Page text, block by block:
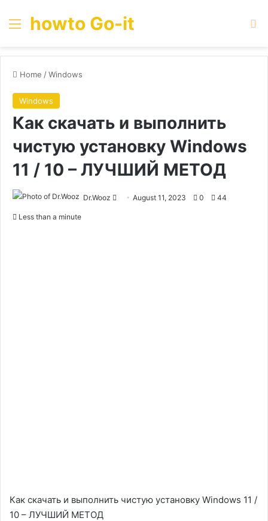
Menu
howto Go-it
Home /Windows
Windows
Как скачать и выполнить
чистую установку Windows
11 / 10 – ЛУЧШИЙ МЕТОД
Dr.Wooz
SendAugust 11, 2023 0 44
Less than a minute
Как скачать и выполнить чистую установку Windows 11 /
10 – ЛУЧШИЙ МЕТОД